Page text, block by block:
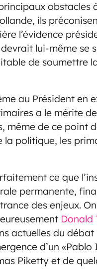
obstacles
ils
l’évidence
lui-même se
de
au Président en
a le mérite
même de ce point
politique, les
ce que
permanente,
des enjeux.
Donald
actuelles du
d’un
Piketty et de